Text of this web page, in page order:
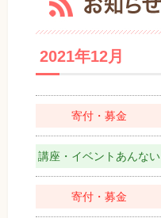
2021年12月
寄付・募金
講座・イベントあんない
寄付・募金